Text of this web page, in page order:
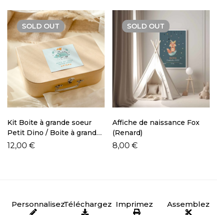
SOLD OUT
Kit Boite à grande soeur
Petit Dino / Boite à grand
frère Dino
12,00 €
SOLD OUT
Affiche de naissance Fox
(Renard)
8,00 €
PersonnalisezTéléchargez Imprimez Assemblez